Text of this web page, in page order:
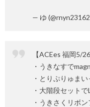
— ゆ
【ACEes 福岡5/26
・うきなすで
・とりぷりゅま
・大階段セット
・うきさくリボ